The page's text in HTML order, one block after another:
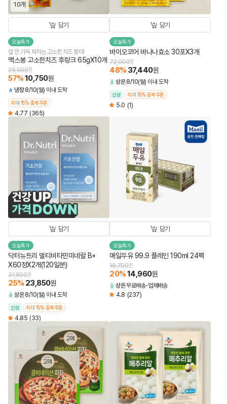
10개
담기
오늘특가
입 안 가득 퍼지는 고소한 치즈 풍미!
맥스봉 고소한치즈 후랑크 65gX10개
25,000원
57%10,750원
냉장 8/10(월) 이내 도착
최대 15% 중복쿠폰
4.77 (365)
담기
오늘특가
바이오코어 바나나효소 30포X3개
72,000원
48% 37,440원
상온 8/10(월) 이내 도착
신상 최대 15% 중복쿠폰
5.0 (1)
담기
오늘특가
닥터뉴트리 멀티비타민미네랄 B+
X60정X2개(120일분)
31,800원
25% 23,850원
상온 8/10(월) 이내 도착
신상 최대 15% 중복쿠폰
4.85 (33)
담기
오늘특가
매일두유 99.9 플레인 190ml 24팩
18,700원
20%14,960원
상온무료배송 업체배송
4.8 (237)